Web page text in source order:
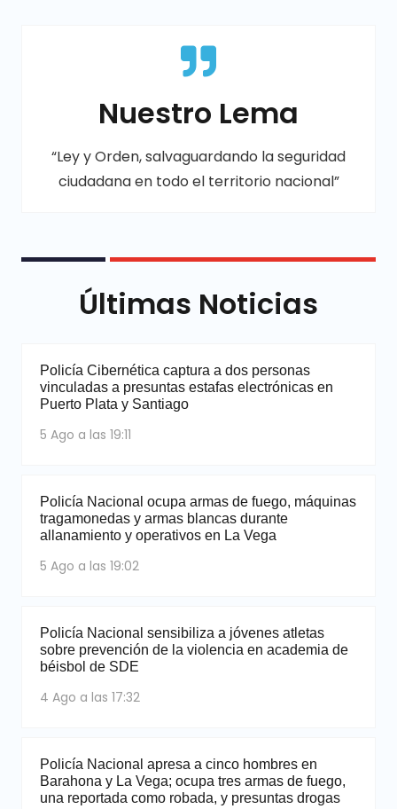
Nuestro Lema
“Ley y Orden, salvaguardando la seguridad
ciudadana en todo el territorio nacional”
Últimas Noticias
Policía Cibernética captura a dos personas
vinculadas a presuntas estafas electrónicas en
Puerto Plata y Santiago
5 Ago a las 19:11
Policía Nacional ocupa armas de fuego, máquinas
tragamonedas y armas blancas durante
allanamiento y operativos en La Vega
5 Ago a las 19:02
Policía Nacional sensibiliza a jóvenes atletas
sobre prevención de la violencia en academia de
béisbol de SDE
4 Ago a las 17:32
Policía Nacional apresa a cinco hombres en
Barahona y La Vega; ocupa tres armas de fuego,
una reportada como robada, y presuntas drogas